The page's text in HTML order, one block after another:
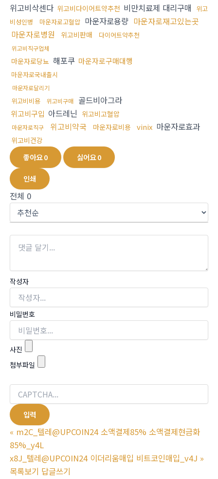
위고비삭센다 위고비다이어트약추천 비만치료제 대리구매
위고
비성인병
마운자로고혈압 마운자로용량 마운자로재고있는곳
마운자로병원
위고비판매 다이어트약추천
위고비직구업체
마운자로당뇨 해포쿠 마운자로구매대행
마운자로국내출시
마운자로달리기
위고비비용 위고비구매 골드비아그라
위고비구입 아드레닌 위고비고혈압
마운자로직구 위고비약국 마운자로비용 vinix 마운자로효과
위고비건강
좋아요0 싫어요0
인쇄
전체 0
작성자
비밀번호
사진
첨부파일
« m2C_텔레@UPCOIN24 소액결제85% 소액결제현금화
85%_y4L
x8J_텔레@UPCOIN24 이더리움매입 비트코인매입_v4J »
목록보기 답글쓰기